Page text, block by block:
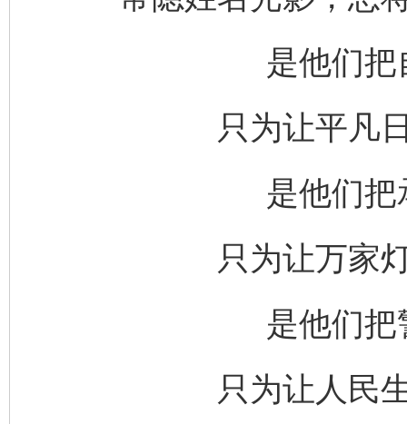
是他们
只为让平凡
是他们
只为让万家
是他们
只为让人民